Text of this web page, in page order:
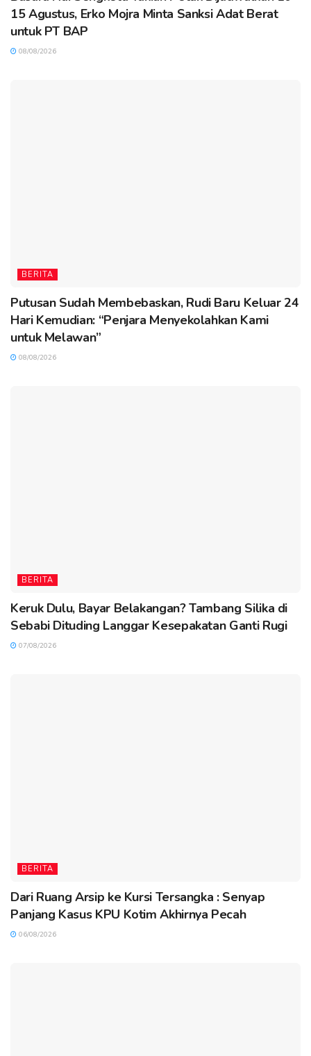
15 Agustus, Erko Mojra Minta Sanksi Adat Berat
untuk PT BAP
08/08/2026
BERITA
Putusan Sudah Membebaskan, Rudi Baru Keluar 24
Hari Kemudian: “Penjara Menyekolahkan Kami
untuk Melawan”
08/08/2026
BERITA
Keruk Dulu, Bayar Belakangan? Tambang Silika di
Sebabi Dituding Langgar Kesepakatan Ganti Rugi
07/08/2026
BERITA
Dari Ruang Arsip ke Kursi Tersangka : Senyap
Panjang Kasus KPU Kotim Akhirnya Pecah
06/08/2026